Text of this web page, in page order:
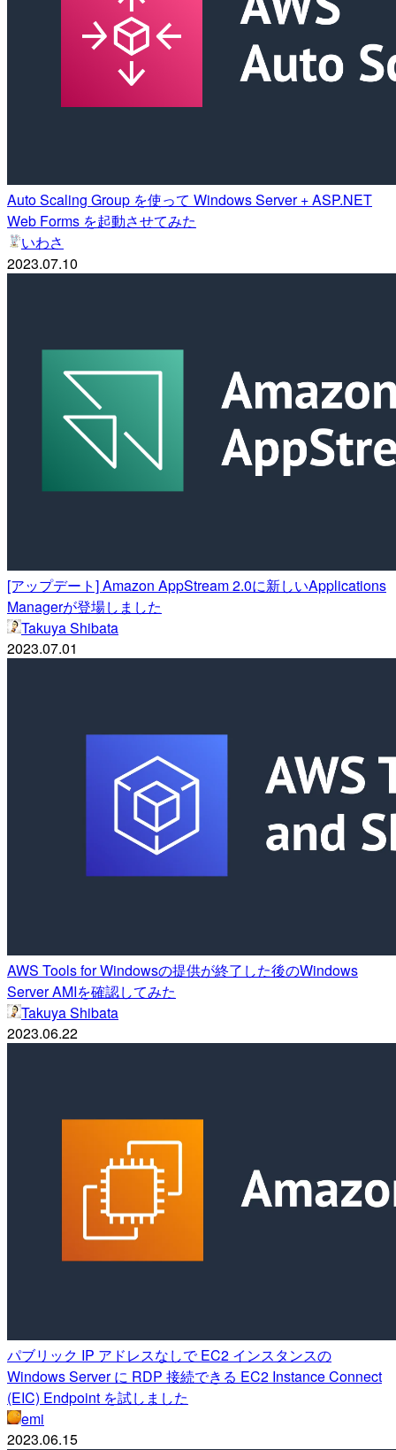
Auto Scaling Group を使って Windows Server + ASP.NET
Web Forms を起動させてみた
いわさ
2023.07.10
[アップデート] Amazon AppStream 2.0に新しいApplications
Managerが登場しました
Takuya Shibata
2023.07.01
AWS Tools for Windowsの提供が終了した後のWindows
Server AMIを確認してみた
Takuya Shibata
2023.06.22
パブリック IP アドレスなしで EC2 インスタンスの
Windows Server に RDP 接続できる EC2 Instance Connect
(EIC) Endpoint を試しました
emi
2023.06.15